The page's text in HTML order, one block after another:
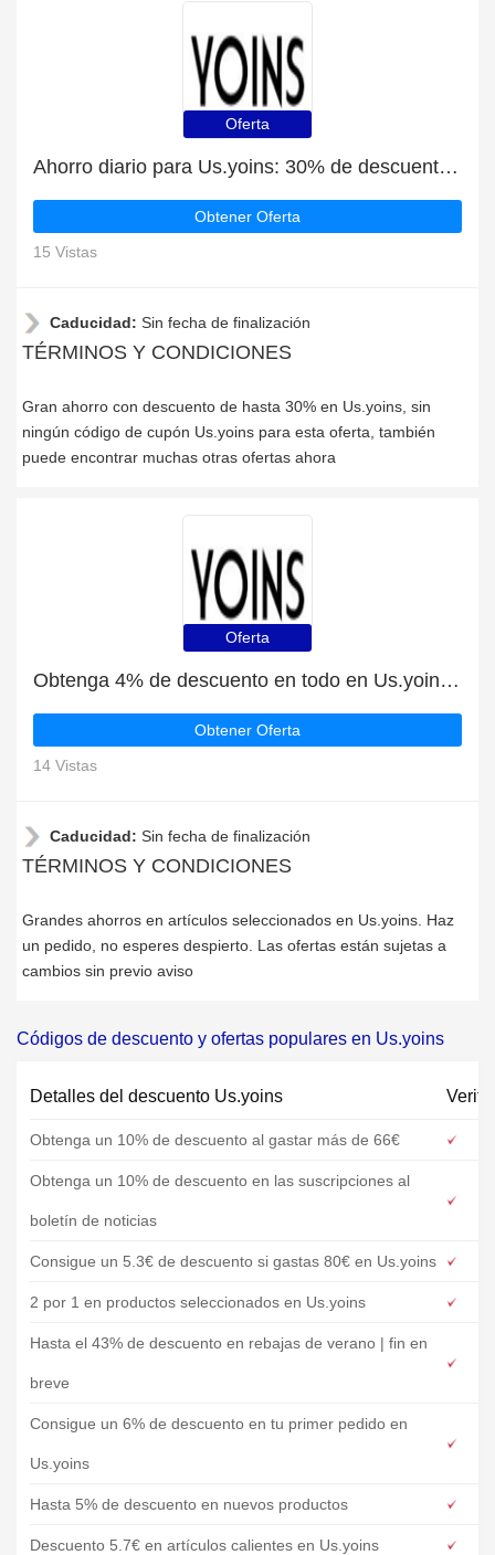
Oferta
Ahorro diario para Us.yoins: 30% de descuento, regalos y más
Obtener Oferta
15 Vistas
Caducidad: Sin fecha de finalización
TÉRMINOS Y CONDICIONES
Gran ahorro con descuento de hasta 30% en Us.yoins, sin
ningún código de cupón Us.yoins para esta oferta, también
puede encontrar muchas otras ofertas ahora
Oferta
Obtenga 4% de descuento en todo en Us.yoins | caduca pronto
Obtener Oferta
14 Vistas
Caducidad: Sin fecha de finalización
TÉRMINOS Y CONDICIONES
Grandes ahorros en artículos seleccionados en Us.yoins. Haz
un pedido, no esperes despierto. Las ofertas están sujetas a
cambios sin previo aviso
Códigos de descuento y ofertas populares en Us.yoins
Detalles del descuento Us.yoins
Obtenga un 10% de descuento al gastar más de 66€
Obtenga un 10% de descuento en las suscripciones al
boletín de noticias
Consigue un 5.3€ de descuento si gastas 80€ en Us.yoins
2 por 1 en productos seleccionados en Us.yoins
Hasta el 43% de descuento en rebajas de verano | fin en
breve
Consigue un 6% de descuento en tu primer pedido en
Us.yoins
Hasta 5% de descuento en nuevos productos
Descuento 5.7€ en artículos calientes en Us.yoins